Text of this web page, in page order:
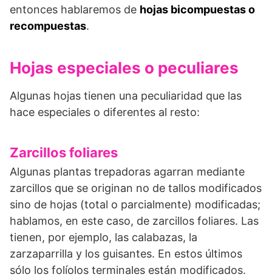
entonces hablaremos de hojas bicompuestas o
recompuestas.
Hojas especiales o peculiares
Algunas hojas tienen una peculiaridad que las
hace especiales o diferentes al resto:
Zarcillos foliares
Algunas plantas trepadoras agarran mediante
zarcillos que se originan no de tallos modificados
sino de hojas (total o parcialmente) modificadas;
hablamos, en este caso, de zarcillos foliares. Las
tienen, por ejemplo, las calabazas, la
zarzaparrilla y los guisantes. En estos últimos
sólo los folíolos terminales están modificados.